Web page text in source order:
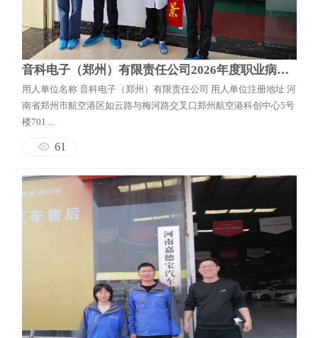
音科电子（郑州）有限责任公司2026年度职业病危害定期检测报告
用人单位名称 音科电子（郑州）有限责任公司 用人单位注册地址 河
南省郑州市航空港区如云路与梅河路交叉口郑州航空港科创中心5号
楼701 ...
61